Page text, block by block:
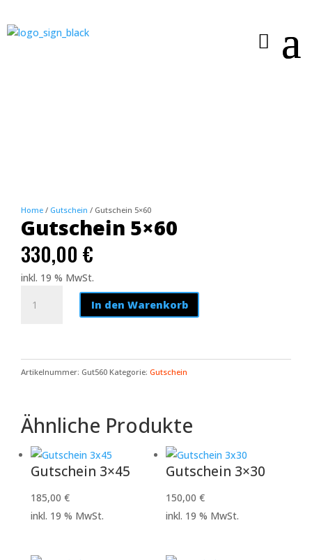
Home / Gutschein / Gutschein 5×60
Gutschein 5×60
330,00 €
inkl. 19 % MwSt.
5x60
In den Warenkorb
Artikelnummer: Gut560 Kategorie: Gutschein
Ähnliche Produkte
Gutschein 3×45
185,00 €
inkl. 19 % MwSt.
Gutschein 3×30
150,00€
inkl. 19 % MwSt.